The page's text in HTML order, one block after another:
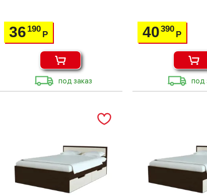
36 190
Р
под заказ
40390
Р
под